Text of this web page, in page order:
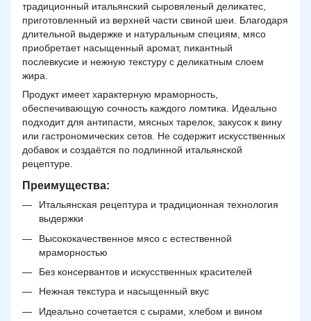
традиционный итальянский сыровяленый деликатес,
приготовленный из верхней части свиной шеи. Благодаря
длительной выдержке и натуральным специям, мясо
приобретает насыщенный аромат, пикантный
послевкусие и нежную текстуру с деликатным слоем
жира.
Продукт имеет характерную мраморность,
обеспечивающую сочность каждого ломтика. Идеально
подходит для антипасти, мясных тарелок, закусок к вину
или гастрономических сетов. Не содержит искусственных
добавок и создаётся по подлинной итальянской
рецептуре.
Преимущества:
Итальянская рецептура и традиционная технология
выдержки
Высококачественное мясо с естественной
мраморностью
Без консервантов и искусственных красителей
Нежная текстура и насыщенный вкус
Идеально сочетается с сырами, хлебом и вином